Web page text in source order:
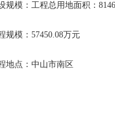
规模：工程总用地面积：
规模：57450.08万元
地点：中山市南区